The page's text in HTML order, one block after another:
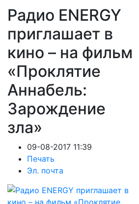
Радио ENERGY
приглашает в
кино – на фильм
«Проклятие
Аннабель:
Зарождение
зла»
09-08-2017 11:39
Печать
Эл. почта